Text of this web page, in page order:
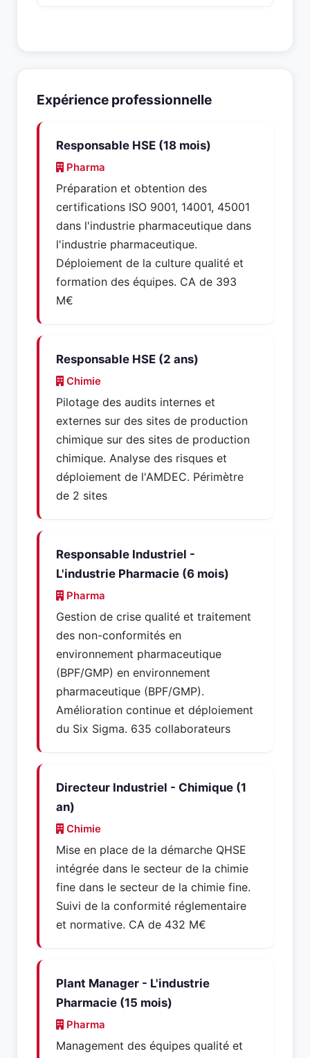
Expérience professionnelle
Responsable HSE (18 mois)
Pharma
Préparation et obtention des
certifications ISO 9001, 14001, 45001
dans l'industrie pharmaceutique dans
l'industrie pharmaceutique.
Déploiement de la culture qualité et
formation des équipes. CA de 393
M€
Responsable HSE (2 ans)
Chimie
Pilotage des audits internes et
externes sur des sites de production
chimique sur des sites de production
chimique. Analyse des risques et
déploiement de l'AMDEC. Périmètre
de 2 sites
Responsable Industriel -
L'industrie Pharmacie (6 mois)
Pharma
Gestion de crise qualité et traitement
des non-conformités en
environnement pharmaceutique
(BPF/GMP) en environnement
pharmaceutique (BPF/GMP).
Amélioration continue et déploiement
du Six Sigma. 635 collaborateurs
Directeur Industriel - Chimique (1
an)
Chimie
Mise en place de la démarche QHSE
intégrée dans le secteur de la chimie
fine dans le secteur de la chimie fine.
Suivi de la conformité réglementaire
et normative. CA de 432 M€
Plant Manager - L'industrie
Pharmacie (15 mois)
Pharma
Management des équipes qualité et